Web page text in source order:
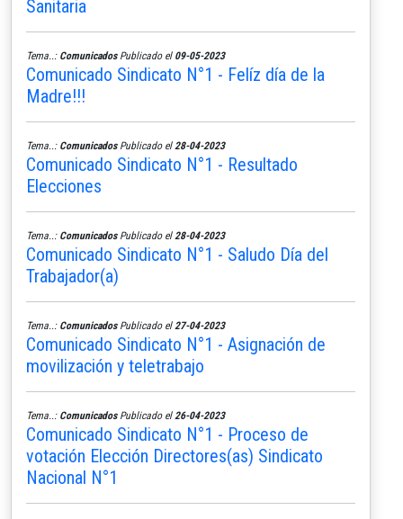
Sanitaria
Tema..: ComunicadosPublicado el 09-05-2023
Comunicado Sindicato N°1 - Felíz día de la
Madre!!!
Tema..: ComunicadosPublicado el 28-04-2023
Comunicado Sindicato N°1 - Resultado
Elecciones
Tema..: ComunicadosPublicado el 28-04-2023
Comunicado Sindicato N°1 - Saludo Día del
Trabajador(a)
Tema..: ComunicadosPublicado el 27-04-2023
Comunicado Sindicato N°1 - Asignación de
movilización y teletrabajo
Tema..: ComunicadosPublicado el 26-04-2023
Comunicado Sindicato N°1 - Proceso de
votación Elección Directores(as) Sindicato
Nacional N°1